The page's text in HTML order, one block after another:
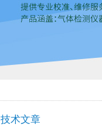
技术文章